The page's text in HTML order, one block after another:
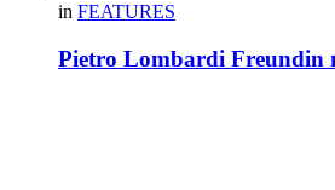
in FEATURES
Pietro Lombardi Freundin